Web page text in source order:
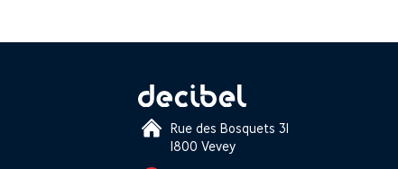
Rue des Bosquets 31
1800 Vevey